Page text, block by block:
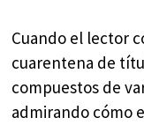
Cuando el lector
cuarentena de
compuestos de
admirando cómo